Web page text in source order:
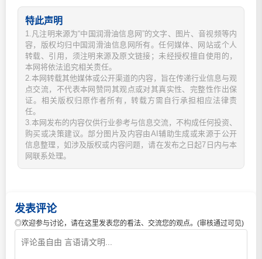
特此声明
1.凡注明来源为“中国润滑油信息网”的文字、图片、音视频等内
容，版权均归中国润滑油信息网所有。任何媒体、网站或个人
转载、引用，须注明来源及原文链接；未经授权擅自使用的，
本网将依法追究相关责任。
2.本网转载其他媒体或公开渠道的内容，旨在传递行业信息与观
点交流，不代表本网赞同其观点或对其真实性、完整性作出保
证。相关版权归原作者所有，转载方需自行承担相应法律责
任。
3.本网发布的内容仅供行业参考与信息交流，不构成任何投资、
购买或决策建议。部分图片及内容由AI辅助生成或来源于公开
信息整理，如涉及版权或内容问题，请在发布之日起7日内与本
网联系处理。
发表评论
◎欢迎参与讨论，请在这里发表您的看法、交流您的观点。(审核通过可见)